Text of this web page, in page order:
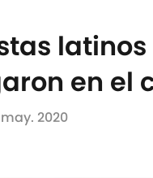
en el
2020